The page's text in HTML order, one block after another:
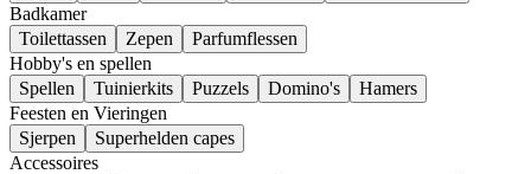
Badkamer
Toilettassen
Zepen
Parfumflessen
Hobby's en spellen
Spellen
Tuinierkits Puzzels Domino's
Hamers
Feesten en Vieringen
Sjerpen
Superhelden capes
Accessoires